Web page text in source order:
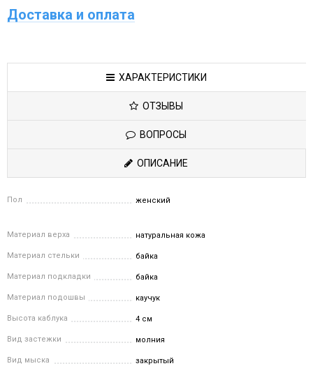
Доставка и оплата
ХАРАКТЕРИСТИКИ
ОТЗЫВЫ
ВОПРОСЫ
ОПИСАНИЕ
Пол женский
Материал верха натуральная кожа
Материал стельки байка
Материал подкладки байка
Материал подошвы каучук
Высота каблука 4 см
Вид застежки молния
Вид мыска закрытый